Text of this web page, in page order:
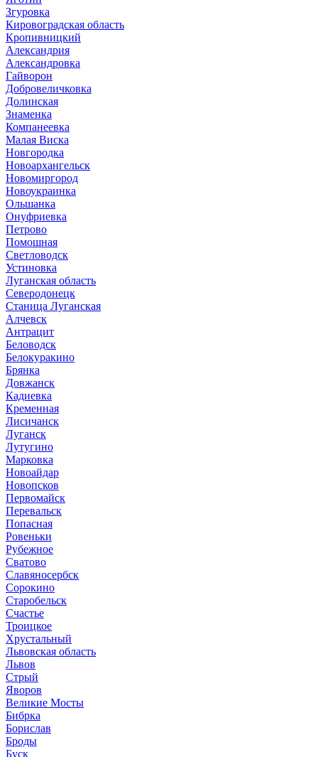
Згуровка
Кировоградская область
Кропивницкий
Александрия
Александровка
Гайворон
Добровеличковка
Долинская
Знаменка
Компанеевка
Малая Виска
Новгородка
Новоархангельск
Новомиргород
Новоукраинка
Ольшанка
Онуфриевка
Петрово
Помошная
Светловодск
Устиновка
Луганская область
Северодонецк
Станица Луганская
Алчевск
Антрацит
Беловодск
Белокуракино
Брянка
Довжанск
Кадиевка
Кременная
Лисичанск
Луганск
Лутугино
Марковка
Новоайдар
Новопсков
Первомайск
Перевальск
Попасная
Ровеньки
Рубежное
Сватово
Славяносербск
Сорокино
Старобельск
Счастье
Троицкое
Хрустальный
Львовская область
Львов
Стрый
Яворов
Великие Мосты
Бибрка
Борислав
Броды
Буск